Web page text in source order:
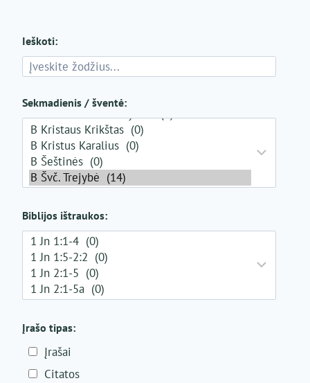
Ieškoti:
Sekmadienis / šventė:
Biblijos ištraukos:
Įrašo tipas:
Įrašai
Citatos